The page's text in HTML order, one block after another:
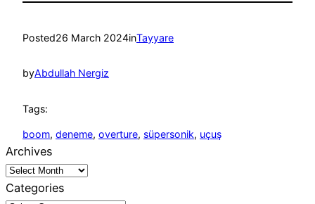
Posted26 March 2024inTayyare
byAbdullah Nergiz
Tags:
boom, deneme, overture, süpersonik, uçuş
Archives
Categories